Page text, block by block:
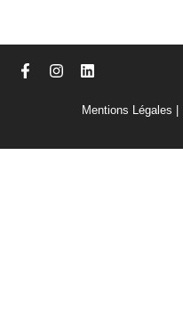
Mentions Légales